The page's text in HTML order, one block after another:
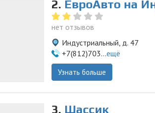
2. ЕвроАвто на
нет отзывов
Индустриальный, д. 47
+7(812)703...ещё
Узнать больше
3. Шассик